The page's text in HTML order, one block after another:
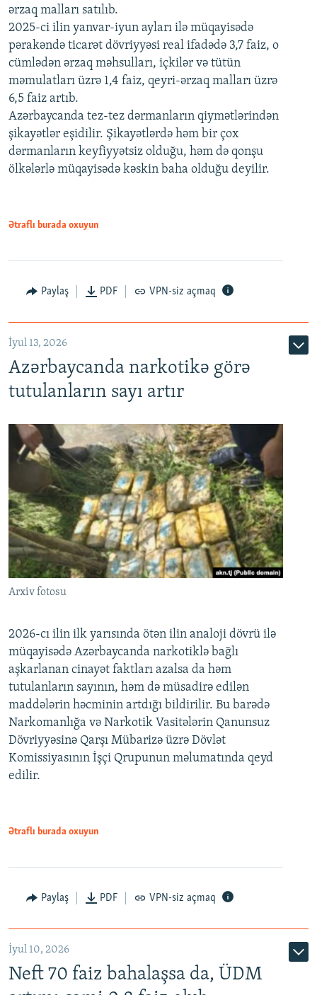
ərzaq malları satılıb.
2025-ci ilin yanvar-iyun ayları ilə müqayisədə
pərakəndə ticarət dövriyyəsi real ifadədə 3,7 faiz, o
cümlədən ərzaq məhsulları, içkilər və tütün
məmulatları üzrə 1,4 faiz, qeyri-ərzaq malları üzrə
6,5 faiz artıb.
Azərbaycanda tez-tez dərmanların qiymətlərindən
şikayətlər eşidilir. Şikayətlərdə həm bir çox
dərmanların keyfiyyətsiz olduğu, həm də qonşu
ölkələrlə müqayisədə kəskin baha olduğu deyilir.
Ətraflı burada oxuyun
Paylaş PDF VPN-siz açmaq
İyul 13, 2026
Azərbaycanda narkotikə görə
tutulanların sayı artır
Arxiv fotosu
2026-cı ilin ilk yarısında ötən ilin analoji dövrü ilə
müqayisədə Azərbaycanda narkotiklə bağlı
aşkarlanan cinayət faktları azalsa da həm
tutulanların sayının, həm də müsadirə edilən
maddələrin həcminin artdığı bildirilir. Bu barədə
Narkomanlığa və Narkotik Vasitələrin Qanunsuz
Dövriyyəsinə Qarşı Mübarizə üzrə Dövlət
Komissiyasının İşçi Qrupunun məlumatında qeyd
edilir.
Ətraflı burada oxuyun
Paylaş PDF VPN-siz açmaq
İyul 10, 2026
Neft 70 faiz bahalaşsa da, ÜDM